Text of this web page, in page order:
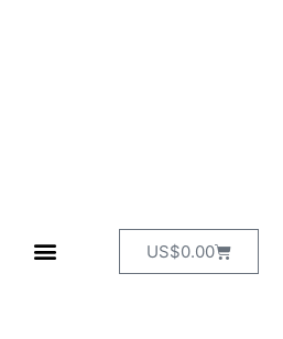
US$0.00